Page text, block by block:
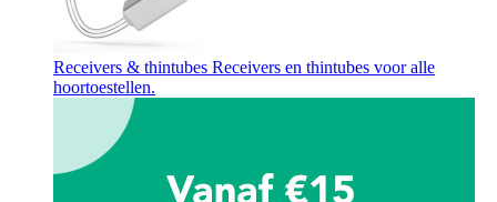
Receivers & thintubes Receivers en thintubes voor alle
hoortoestellen.